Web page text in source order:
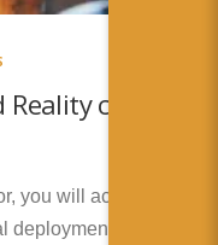
chez
you will actively
deployment &